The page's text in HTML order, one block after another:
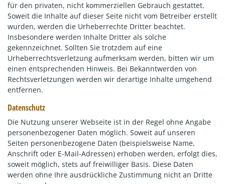
für den privaten, nicht kommerziellen Gebrauch gestattet.
Soweit die Inhalte auf dieser Seite nicht vom Betreiber erstellt
wurden, werden die Urheberrechte Dritter beachtet.
Insbesondere werden Inhalte Dritter als solche
gekennzeichnet. Sollten Sie trotzdem auf eine
Urheberrechtsverletzung aufmerksam werden, bitten wir um
einen entsprechenden Hinweis. Bei Bekanntwerden von
Rechtsverletzungen werden wir derartige Inhalte umgehend
entfernen.
Datenschutz
Die Nutzung unserer Webseite ist in der Regel ohne Angabe
personenbezogener Daten möglich. Soweit auf unseren
Seiten personenbezogene Daten (beispielsweise Name,
Anschrift oder E-Mail-Adressen) erhoben werden, erfolgt dies,
soweit möglich, stets auf freiwilliger Basis. Diese Daten
werden ohne Ihre ausdrückliche Zustimmung nicht an Dritte